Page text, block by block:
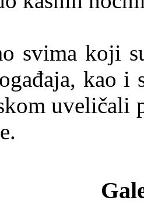
svima koji
kao
uveličali